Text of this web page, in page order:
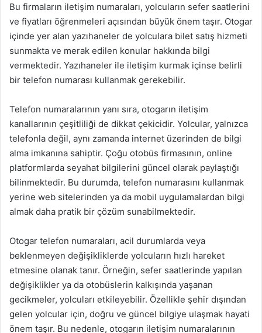
Bu firmaların iletişim numaraları, yolcuların sefer saatlerini
ve fiyatları öğrenmeleri açısından büyük önem taşır. Otogar
içinde yer alan yazıhaneler de yolculara bilet satış hizmeti
sunmakta ve merak edilen konular hakkında bilgi
vermektedir. Yazıhaneler ile iletişim kurmak içinse belirli
bir telefon numarası kullanmak gerekebilir.
Telefon numaralarının yanı sıra, otogarın iletişim
kanallarının çeşitliliği de dikkat çekicidir. Yolcular, yalnızca
telefonla değil, aynı zamanda internet üzerinden de bilgi
alma imkanına sahiptir. Çoğu otobüs firmasının, online
platformlarda seyahat bilgilerini güncel olarak paylaştığı
bilinmektedir. Bu durumda, telefon numarasını kullanmak
yerine web sitelerinden ya da mobil uygulamalardan bilgi
almak daha pratik bir çözüm sunabilmektedir.
Otogar telefon numaraları, acil durumlarda veya
beklenmeyen değişikliklerde yolcuların hızlı hareket
etmesine olanak tanır. Örneğin, sefer saatlerinde yapılan
değişiklikler ya da otobüslerin kalkışında yaşanan
gecikmeler, yolcuları etkileyebilir. Özellikle şehir dışından
gelen yolcular için, doğru ve güncel bilgiye ulaşmak hayati
önem taşır. Bu nedenle, otogarın iletişim numaralarının